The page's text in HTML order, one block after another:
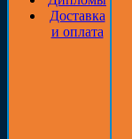
Доставка
и оплата